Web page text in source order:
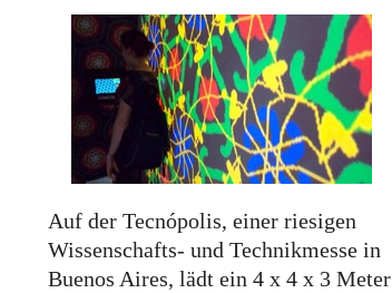
Auf der Tecnópolis, einer riesigen
Wissenschafts- und Technikmesse in
Buenos Aires, lädt ein 4 x 4 x 3 Meter